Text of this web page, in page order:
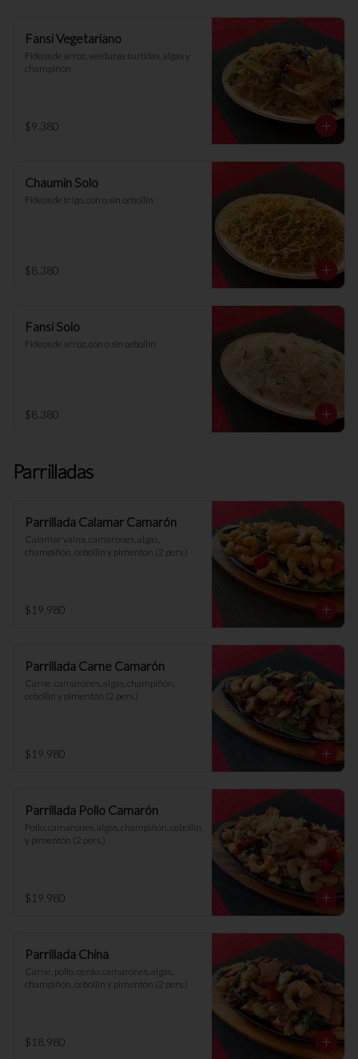
Fansi Vegetariano
Fideos de arroz, verduras surtidas, algas y
champiñón
$9.380
Chaumin Solo
Fideos de trigo, con o sin cebollín
$8.380
Fansi Solo
Fideos de arroz, con o sin cebollín
$8.380
Parrilladas
Parrillada Calamar Camarón
Calamar vaina, camarones, algas,
champiñón, cebollín y pimentón (2 pers.)
$19.980
Parrillada Carne Camarón
Carne, camarones, algas, champiñón,
cebollín y pimentón (2 pers.)
$19.980
Parrillada Pollo Camarón
Pollo, camarones, algas, champiñón, cebollín
y pimentón (2 pers.)
$19.980
Parrillada China
Carne, pollo, cerdo, camarones, algas,
champiñón, cebollín y pimentón (2 pers.)
$18.980